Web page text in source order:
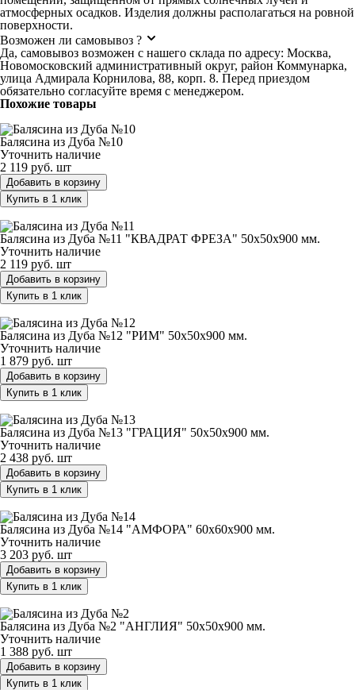
атмосферных осадков. Изделия должны располагаться на ровной
поверхности.
Возможен ли самовывоз ?
Да, самовывоз возможен с нашего склада по адресу: Москва,
Новомосковский административный округ, район Коммунарка,
улица Адмирала Корнилова, 88, корп. 8. Перед приездом
обязательно согласуйте время с менеджером.
Похожие товары
Балясина из Дуба №10
Уточнить наличие
2 119 руб. шт
Добавить в корзину
Купить в 1 клик
Балясина из Дуба №11 "КВАДРАТ ФРЕЗА" 50х50х900 мм.
Уточнить наличие
2 119 руб. шт
Добавить в корзину
Купить в 1 клик
Балясина из Дуба №12 "РИМ" 50х50х900 мм.
Уточнить наличие
1 879 руб. шт
Добавить в корзину
Купить в 1 клик
Балясина из Дуба №13 "ГРАЦИЯ" 50х50х900 мм.
Уточнить наличие
2 438 руб. шт
Добавить в корзину
Купить в 1 клик
Балясина из Дуба №14 "АМФОРА" 60х60х900 мм.
Уточнить наличие
3 203 руб. шт
Добавить в корзину
Купить в 1 клик
Балясина из Дуба №2 "АНГЛИЯ" 50х50х900 мм.
Уточнить наличие
1 388 руб. шт
Добавить в корзину
Купить в 1 клик